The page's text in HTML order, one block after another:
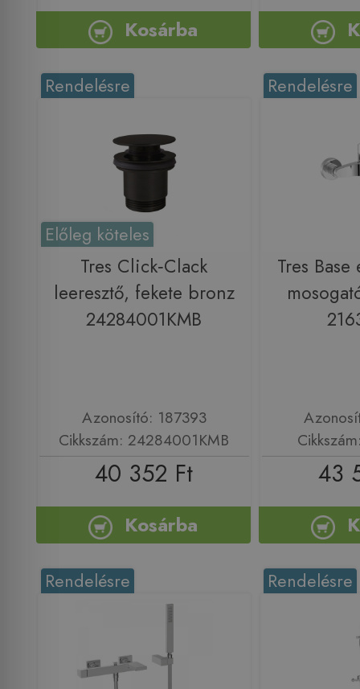
Kosárba
Rendelésre
Előleg köteles
Tres Click‑Clack
leeresztő, fekete bronz
24284001KMB
Azonosító: 187393
Cikkszám: 24284001KMB
40 352 Ft
Kosárba
Rendelésre
Tres
43
Rendelésre Rendelésre